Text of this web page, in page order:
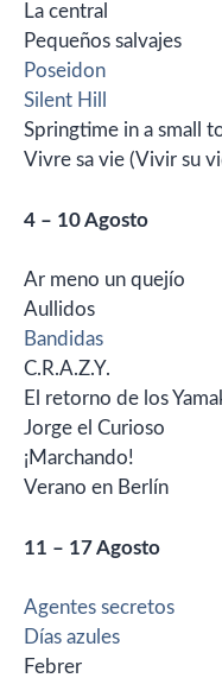
La central
Pequeños salvajes
Poseidon
Silent Hill
Springtime in a small
Vivre sa vie (Vivir su
4 – 10 Agosto
Ar meno un quejío
Aullidos
Bandidas
C.R.A.Z.Y.
El retorno de los
Jorge el Curioso
¡Marchando!
Verano en Berlín
11 – 17 Agosto
Agentes secretos
Días azules
Febrer